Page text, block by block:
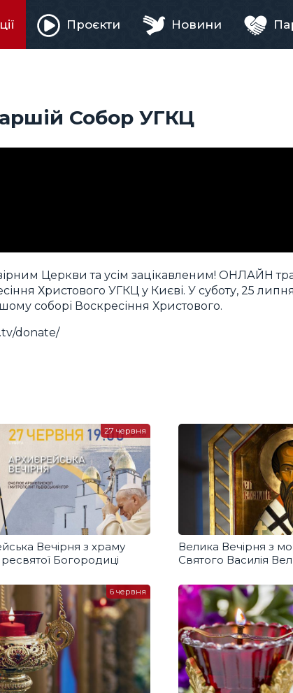
Проєкти Новини
Собор УГКЦ
Церкви та усім зацікавленим! ОНЛАЙН
Христового УГКЦ у Києві. У суботу, 25
соборі Воскресіння Христового.
donate/
Вечірня з храму
Богородиці
27 червня
Велика Вечірня з
Святого Василія
6 червня